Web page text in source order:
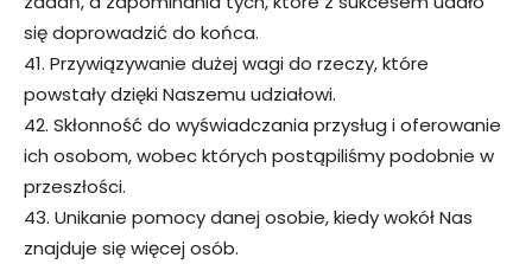
się doprowadzić do końca.
41. Przywiązywanie dużej wagi do rzeczy, które
powstały dzięki Naszemu udziałowi.
42. Skłonność do wyświadczania przysług i oferowanie
ich osobom, wobec których postąpiliśmy podobnie w
przeszłości.
43. Unikanie pomocy danej osobie, kiedy wokół Nas
znajduje się więcej osób.